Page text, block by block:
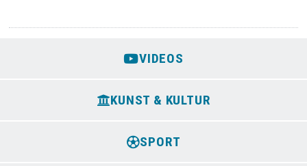
VIDEOS
KUNST & KULTUR
SPORT